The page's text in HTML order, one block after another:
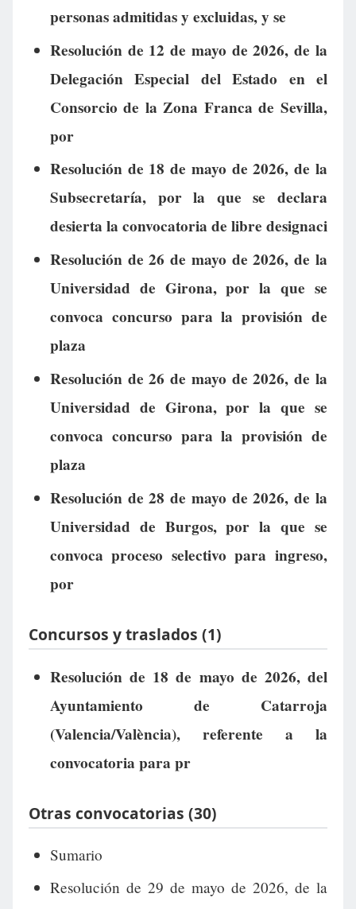
personas admitidas y excluidas, y se
Resolución de 12 de mayo de 2026, de la
Delegación Especial del Estado en el
Consorcio de la Zona Franca de Sevilla,
por
Resolución de 18 de mayo de 2026, de la
Subsecretaría, por la que se declara
desierta la convocatoria de libre designaci
Resolución de 26 de mayo de 2026, de la
Universidad de Girona, por la que se
convoca concurso para la provisión de
plaza
Resolución de 26 de mayo de 2026, de la
Universidad de Girona, por la que se
convoca concurso para la provisión de
plaza
Resolución de 28 de mayo de 2026, de la
Universidad de Burgos, por la que se
convoca proceso selectivo para ingreso,
por
Concursos y traslados (1)
Resolución de 18 de mayo de 2026, del
Ayuntamiento de Catarroja
(Valencia/València), referente a la
convocatoria para pr
Otras convocatorias (30)
Sumario
Resolución de 29 de mayo de 2026, de la